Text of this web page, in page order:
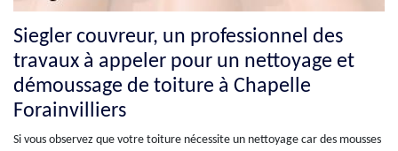
Siegler couvreur, un professionnel des
travaux à appeler pour un nettoyage et
démoussage de toiture à Chapelle
Forainvilliers
Si vous observez que votre toiture nécessite un nettoyage car des mousses